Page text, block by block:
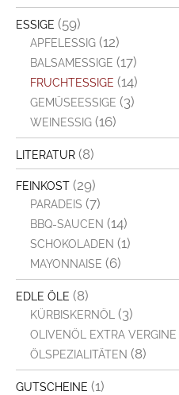
ESSIGE (59)
APFELESSIG (12)
BALSAMESSIGE (17)
FRUCHTESSIGE (14)
GEMÜSEESSIGE (3)
WEINESSIG (16)
LITERATUR (8)
FEINKOST (29)
PARADEIS (7)
BBQ-SAUCEN (14)
SCHOKOLADEN (1)
MAYONNAISE (6)
EDLE ÖLE (8)
KÜRBISKERNÖL (3)
OLIVENÖL EXTRA VERGINE
ÖLSPEZIALITÄTEN (8)
GUTSCHEINE (1)